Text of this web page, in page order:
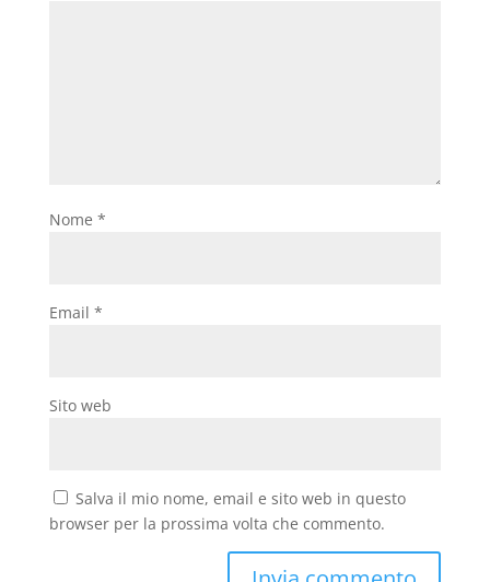
Nome *
Email *
Sito web
Salva il mio nome, email e sito web in questo
browser per la prossima volta che commento.